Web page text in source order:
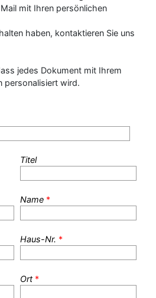
mit Ihren persönlichen
haben, kontaktieren Sie uns
jedes Dokument mit Ihrem
personalisiert wird.
Titel
Name *
Haus-Nr. *
Ort *